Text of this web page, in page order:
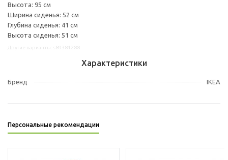
Высота: 95 см
Ширина сиденья: 52 см
Глубина сиденья: 41 см
Высота сиденья: 51 см
Характеристики
Бренд IKEA
Персональные рекомендации